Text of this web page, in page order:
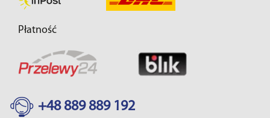
Płatność
+48 889 889 192